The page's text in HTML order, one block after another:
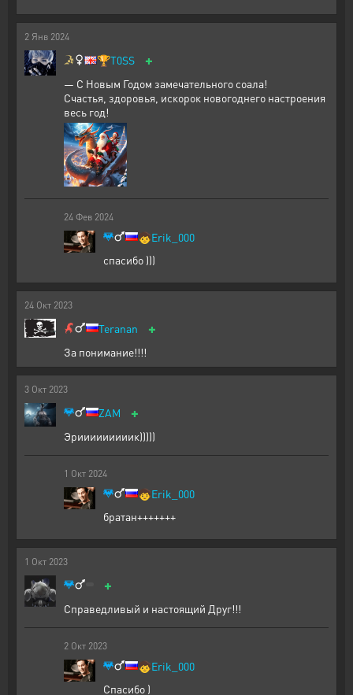
2 Янв 2024
🏆T0SS +
— С Новым Годом замечательного соала!
Счастья, здоровья, искорок новогоднего настроения
весь год!
24 Фев 2024
🧒Erik_000
спасибо )))
24 Окт 2023
Teranan +
За понимание!!!!
3 Окт 2023
ZAM +
Эрииииииииик)))))
1 Окт 2024
🧒Erik_000
братан+++++++
1 Окт 2023
+
Справедливый и настоящий Друг!!!
2 Окт 2023
🧒Erik_000
Спасибо )